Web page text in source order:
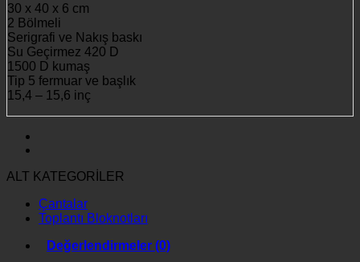
30 x 40 x 6 cm
2 Bölmeli
Serigrafi ve Nakış baskı
Su Geçirmez 420 D
1500 D kumaş
Tip 5 fermuar ve başlık
15,4 – 15,6 inç
ALT KATEGORİLER
Çantalar
Toplantı Bloknotları
Değerlendirmeler (0)